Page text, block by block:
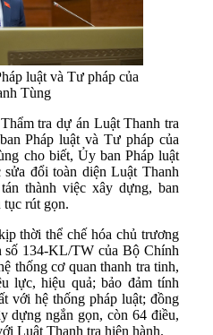
luật và Tư pháp của
Tùng
tra dự án Luật Thanh tra
Pháp luật và Tư pháp của
cho biết, Ủy ban Pháp luật
đổi toàn diện Luật Thanh
thành việc xây dựng, ban
rút gọn.
thời thể chế hóa chủ trương
số 134-KL/TW của Bộ Chính
thống cơ quan thanh tra tinh,
lực, hiệu quả; bảo đảm tính
với hệ thống pháp luật; đồng
dựng ngắn gọn, còn 64 điều,
Luật Thanh tra hiện hành.